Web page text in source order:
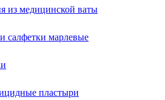
из медицинской ваты
салфетки марлевые
пластыри